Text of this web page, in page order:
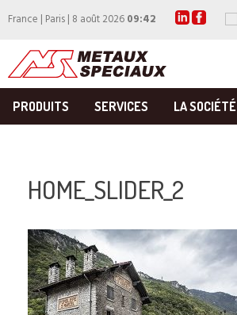
France | Paris | 8 août 202609:42
PRODUITS SERVICES LA SOCIÉTÉ
HOME_SLIDER_2